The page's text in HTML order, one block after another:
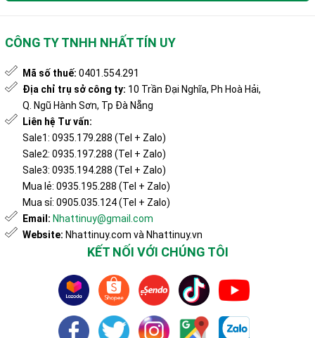
CÔNG TY TNHH NHẤT TÍN UY
Mã số thuế: 0401.554.291
Địa chỉ trụ sở công ty: 10 Trần Đại Nghĩa, Ph Hoà Hải,
Q. Ngũ Hành Sơn, Tp Đà Nẵng
Liên hệ Tư vấn:
Sale1: 0935.179.288 (Tel + Zalo)
Sale2: 0935.197.288 (Tel + Zalo)
Sale3: 0935.194.288 (Tel + Zalo)
Mua lẻ: 0935.195.288 (Tel + Zalo)
Mua sỉ: 0905.035.124 (Tel + Zalo)
Email: Nhattinuy@gmail.com
Website: Nhattinuy.com và Nhattinuy.vn
KẾT NỐI VỚI CHÚNG TÔI